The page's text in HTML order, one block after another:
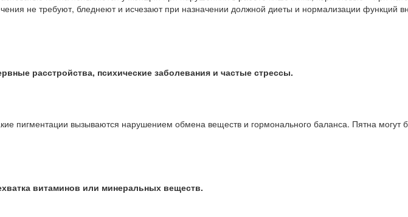
не требуют, бледнеют и исчезают при назначении должной диеты и нормализации функций
расстройства, психические заболевания и частые стрессы.
пигментации вызываются нарушением обмена веществ и гормонального баланса. Пятна
витаминов или минеральных веществ.